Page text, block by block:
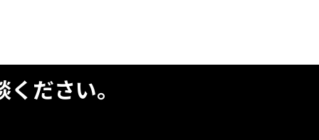
ださい。